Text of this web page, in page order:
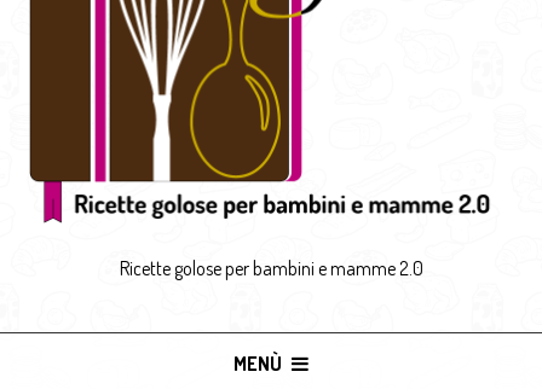
Ricette golose per bambini e mamme 2.0
MENÙ